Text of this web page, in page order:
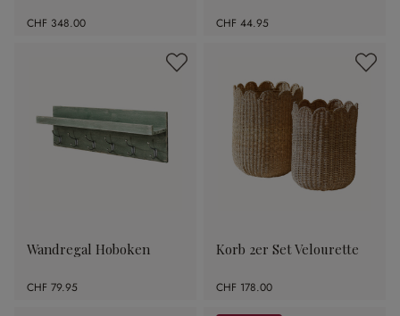
CHF 348.00 CHF 44.95
Wandregal Hoboken
CHF 79.95
Korb 2er Set Velourette
CHF 178.00